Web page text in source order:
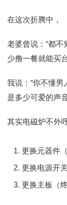
在这次折腾中，
老婆曾说：“都不
少撸一餐就能买
我说：“你不懂男
是多少可爱的声
其实电磁炉不外
更换元器件
更换电源开
更换主板（